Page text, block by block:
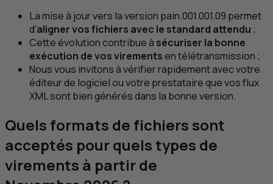
La mise à jour vers la version pain.001.001.09 permet
d’aligner vos fichiers avec le standard attendu ;
Cette évolution contribue à sécuriser la bonne
exécution de vos virementsen télétransmission ;
Nous vous invitons à vérifier rapidement avec votre
éditeur de logiciel ou votre prestataire que vos flux
XMLsont bien générés dans la bonne version.
Quels formats de fichiers sont
acceptés pour quels types de
virements à partir de